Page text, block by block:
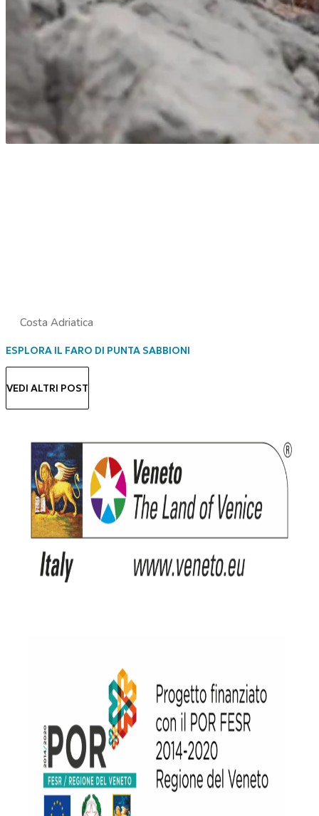
Costa Adriatica
ESPLORA IL FARO DI PUNTA SABBIONI
VEDI ALTRI POST